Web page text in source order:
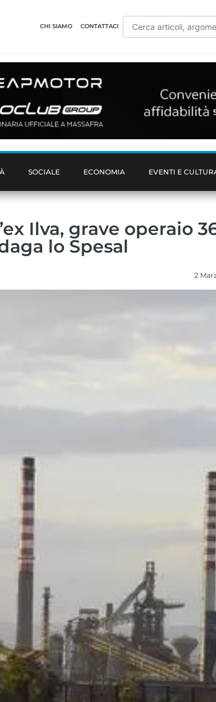
CHI SIAMO CONTATTACI
SOCIALE ECONOMIA EVENTI E
Ilva, grave operaio
lo Spesal
2